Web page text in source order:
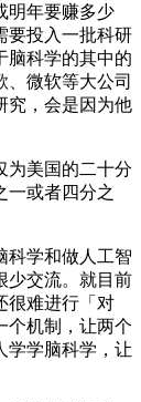
明年要赚多少
要投入一批科研
脑科学的其中的
微软等大公司
究，会是因为他
美国的二十分
一或者四分之
学和做人工智
少交流。就目前
很难进行「对
个机制，让两个
学学脑科学，让